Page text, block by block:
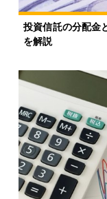
投資信託の分配金
を解説